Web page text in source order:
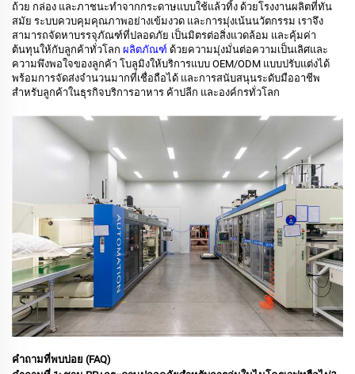
ถ้วย กล่อง และภาชนะทำจากกระดาษแบบใช้แล้วทิ้ง ด้วยโรงงานผลิตที่ทัน
สมัย ระบบควบคุมคุณภาพอย่างเข้มงวด และการมุ่งเน้นนวัตกรรม เราจึง
สามารถจัดหาบรรจุภัณฑ์ที่ปลอดภัย เป็นมิตรต่อสิ่งแวดล้อม และคุ้มค่า
ต้นทุนให้กับลูกค้าทั่วโลก ผลิตภัณฑ์ ด้วยความมุ่งมั่นต่อความเป็นเลิศและ
ความพึงพอใจของลูกค้า โบลูมิงให้บริการแบบ OEM/ODM แบบปรับแต่งได้
พร้อมการจัดส่งจำนวนมากที่เชื่อถือได้ และการสนับสนุนระดับมืออาชีพ
สำหรับลูกค้าในธุรกิจบริการอาหาร ค้าปลีก และองค์กรทั่วโลก
คำถามที่พบบ่อย (FAQ)